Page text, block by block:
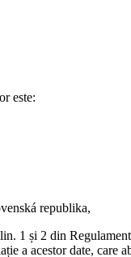
este:
republika,
1 și 2 din
a acestor date,